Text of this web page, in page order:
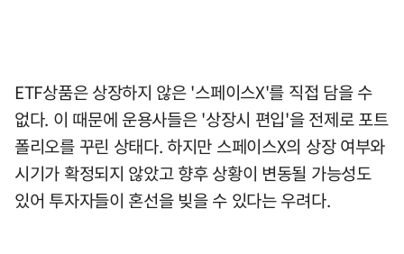
ETF상품은 상장하지 않은 '스페이스X'를 직접 담을 수
없다. 이 때문에 운용사들은 '상장시 편입'을 전제로 포트
폴리오를 꾸린 상태다. 하지만 스페이스X의 상장 여부와
시기가 확정되지 않았고 향후 상황이 변동될 가능성도
있어 투자자들이 혼선을 빚을 수 있다는 우려다.